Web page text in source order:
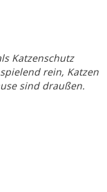
Katzenschutz
rein, Katzen
sind draußen.